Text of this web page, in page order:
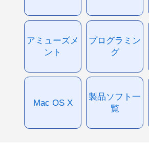
アミューズメ
ント
プログラミン
グ
Mac OS X
製品ソフト一
覧